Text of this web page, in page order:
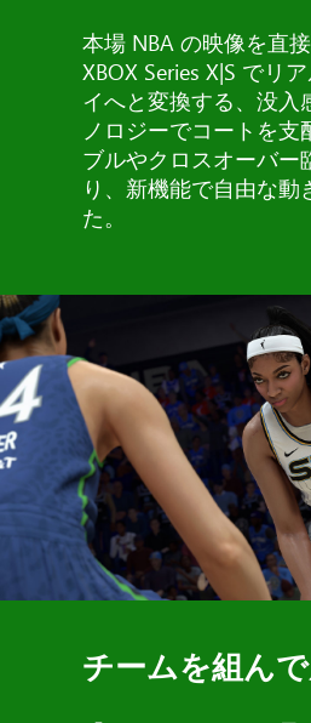
本場 NBA の映像を直接
XBOX Series X|S でリ
イへと変換する、没入
ノロジーでコートを支
ブルやクロスオーバー
り、新機能で自由な動
た。
チームを組ん